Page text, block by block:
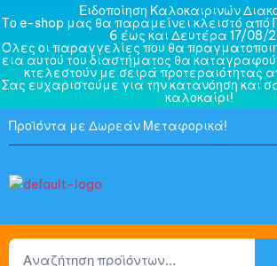
Ειδοποίηση Καλοκαιρινών
Το e-shop μας θα παραμείνει κλειστό
6 έως και Δευτέρα 17/08/
Όλες οι παραγγελίες που θα
εια αυτού του διαστήματος θα
κτελεστούν με σειρά προτεραιότητας
Σας ευχαριστούμε για την κατανόηση και
καλοκαίρι!
Προϊόντα με Δωρεάν Μεταφορικά!